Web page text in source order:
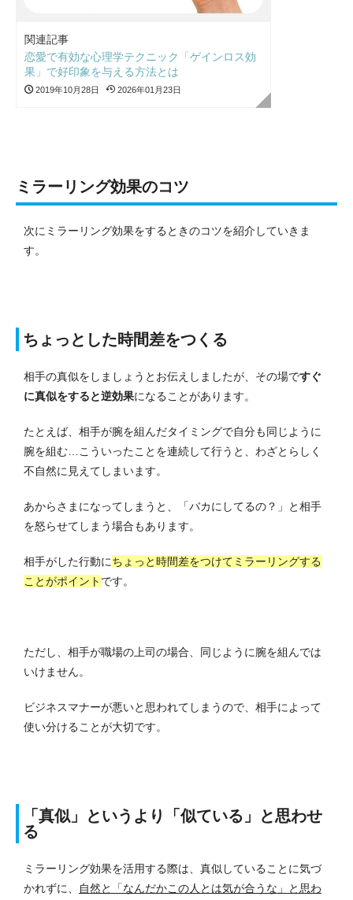
関連記事
恋愛で有効な心理学テクニック「ゲインロス効
果」で好印象を与える方法とは
2019年10月28日 2026年01月23日
ミラーリング効果のコツ
次にミラーリング効果をするときのコツを紹介していきま
す。
ちょっとした時間差をつくる
相手の真似をしましょうとお伝えしましたが、その場ですぐ
に真似をすると逆効果になることがあります。
たとえば、相手が腕を組んだタイミングで自分も同じように
腕を組む…こういったことを連続して行うと、わざとらしく
不自然に見えてしまいます。
あからさまになってしまうと、「バカにしてるの？」と相手
を怒らせてしまう場合もあります。
相手がした行動にちょっと時間差をつけてミラーリングする
ことがポイント です。
ただし、相手が職場の上司の場合、同じように腕を組んでは
いけません。
ビジネスマナーが悪いと思われてしまうので、相手によって
使い分けることが大切です。
「真似」というより「似ている」と思わせ
る
ミラーリング効果を活用する際は、真似していることに気づ
かれずに、
自然と「なんだかこの人とは気が合うな」と思わ